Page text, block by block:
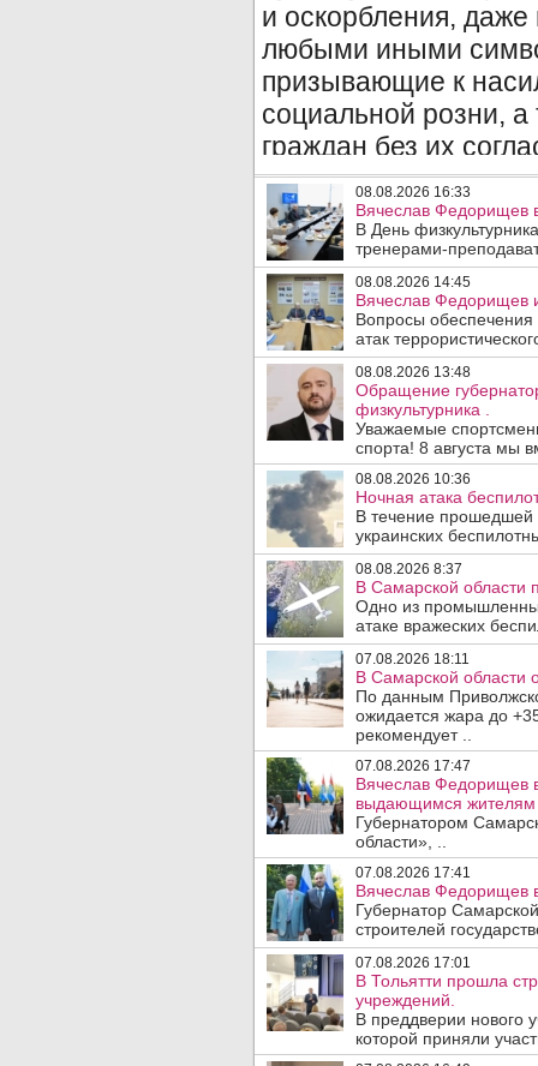
08.08.2026 16:33
Вячеслав Федорищев
В День
тренерами-
08.08.2026 14:45
Вячеслав Федорищев
Вопросы обеспечения
атак
08.08.2026 13:48
Обращение
физкультурника .
Уважаемые
спорта! 8 августа мы
08.08.2026 10:36
Ночная атака
В течение
украинских
08.08.2026 8:37
В Самарской области
Одно из
атаке вражеских
07.08.2026 18:11
В Самарской области
По данным
ожидается жара до
рекомендует ..
07.08.2026 17:47
Вячеслав Федорищев
выдающимся жителям
Губернатором
области», ..
07.08.2026 17:41
Вячеслав Федорищев
Губернатор
строителей
07.08.2026 17:01
В Тольятти прошла
учреждений.
В преддверии нового
которой приняли